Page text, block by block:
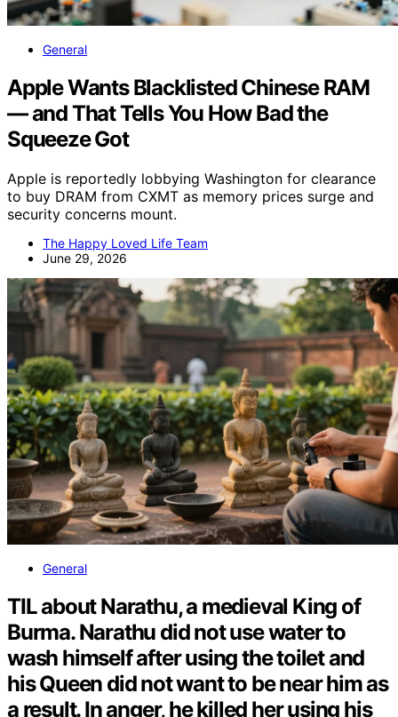
General
Apple Wants Blacklisted Chinese RAM
— and That Tells You How Bad the
Squeeze Got
Apple is reportedly lobbying Washington for clearance
to buy DRAM from CXMT as memory prices surge and
security concerns mount.
The Happy Loved Life Team
June 29, 2026
General
TIL about Narathu, a medieval King of
Burma. Narathu did not use water to
wash himself after using the toilet and
his Queen did not want to be near him as
a result. In anger, he killed her using his